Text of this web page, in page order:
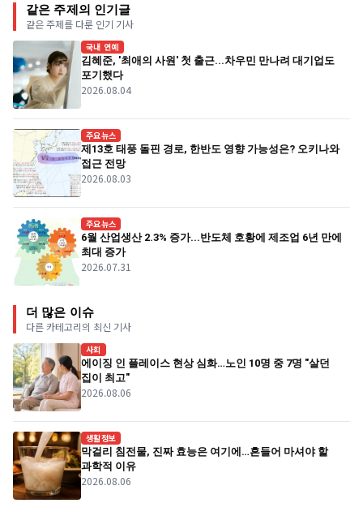
같은 주제의 인기글
같은 주제를 다룬 인기 기사
국내 연예
김혜준, '최애의 사원' 첫 출근...차우민 만나려 대기업도
포기했다
2026.08.04
주요뉴스
제13호 태풍 돌핀 경로, 한반도 영향 가능성은? 오키나와
접근 전망
2026.08.03
주요뉴스
6월 산업생산 2.3% 증가...반도체 호황에 제조업 6년 만에
최대 증가
2026.07.31
더 많은 이슈
다른 카테고리의 최신 기사
사회
에이징 인 플레이스 현상 심화…노인 10명 중 7명 "살던
집이 최고"
2026.08.06
생활정보
막걸리 침전물, 진짜 효능은 여기에…흔들어 마셔야 할
과학적 이유
2026.08.06